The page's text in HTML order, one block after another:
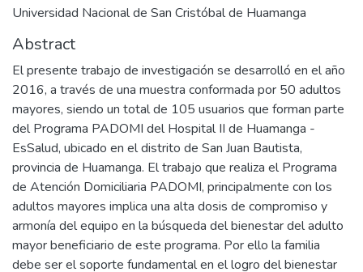
Universidad Nacional de San Cristóbal de Huamanga
Abstract
El presente trabajo de investigación se desarrolló en el año
2016, a través de una muestra conformada por 50 adultos
mayores, siendo un total de 105 usuarios que forman parte
del Programa PADOMI del Hospital II de Huamanga -
EsSalud, ubicado en el distrito de San Juan Bautista,
provincia de Huamanga. El trabajo que realiza el Programa
de Atención Domiciliaria PADOMI, principalmente con los
adultos mayores implica una alta dosis de compromiso y
armonía del equipo en la búsqueda del bienestar del adulto
mayor beneficiario de este programa. Por ello la familia
debe ser el soporte fundamental en el logro del bienestar